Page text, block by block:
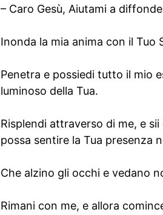
– Caro Gesù, Aiutami a
Inonda la mia anima con il Tuo
Penetra e possiedi tutto il mio
luminoso della Tua.
Risplendi attraverso di me, e
possa sentire la Tua presenza
Che alzino gli occhi e vedano
Rimani con me, e allora